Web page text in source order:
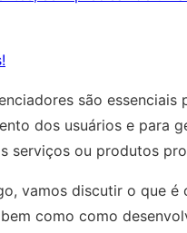
são essenciais
dos usuários e para
serviços ou produtos
vamos discutir o que é
como como